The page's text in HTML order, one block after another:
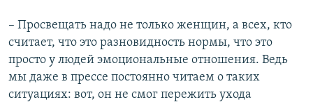
– Просвещать надо не только женщин, а всех, кто
считает, что это разновидность нормы, что это
просто у людей эмоциональные отношения. Ведь
мы даже в прессе постоянно читаем о таких
ситуациях: вот, он не смог пережить ухода